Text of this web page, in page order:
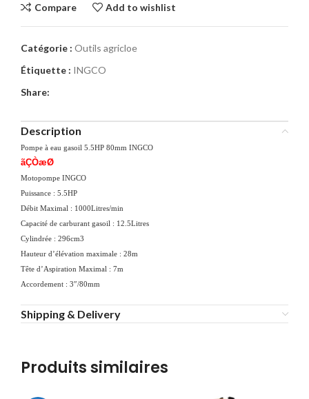
Compare Add to wishlist
Catégorie : Outils agricloe
Étiquette : INGCO
Share:
Description
Pompe à eau gasoil 5.5HP 80mm INGCO
ãÇÒæØ
Motopompe INGCO
Puissance : 5.5HP
Débit Maximal : 1000Litres/min
Capacité de carburant gasoil : 12.5Litres
Cylindrée : 296cm3
Hauteur d’élévation maximale : 28m
Tête d’Aspiration Maximal : 7m
Accordement : 3″/80mm
Shipping & Delivery
Produits similaires